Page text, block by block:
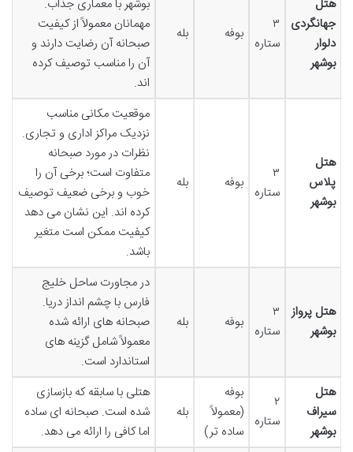
هتل
جهانگردی
دلوار
بوشهر
۳
ستاره
بوفه بله
بوشهر با معماری جذاب.
مهمانان معمولاً از کیفیت
صبحانه آن رضایت دارند و
آن را مناسب توصیف کرده
اند.
هتل
پلاس
بوشهر
۳
ستاره
بوفه بله
موقعیت مکانی مناسب
نزدیک مراکز اداری و تجاری.
نظرات در مورد صبحانه
متفاوت است؛ برخی آن را
خوب و برخی ضعیف توصیف
کرده اند. این نشان می دهد
کیفیت ممکن است متغیر
باشد.
هتل پرواز
بوشهر
۳
ستاره بوفه بله
در مجاورت ساحل خلیج
فارس با چشم انداز دریا.
صبحانه های ارائه شده
معمولاً شامل گزینه های
استاندارد است.
هتل
سیراف
بوشهر
۲
ستاره
بوفه
(معمولاً
ساده تر)
بله
هتلی با سابقه که بازسازی
شده است. صبحانه ای ساده
اما کافی را ارائه می دهد.